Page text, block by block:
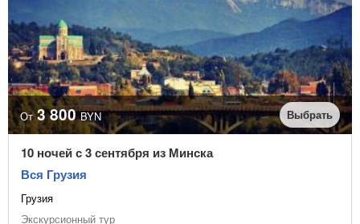
От 3 800 BYN Выбрать
10 ночей с 3 сентября из Минска
Вся Грузия
Грузия
Экскурсионный тур